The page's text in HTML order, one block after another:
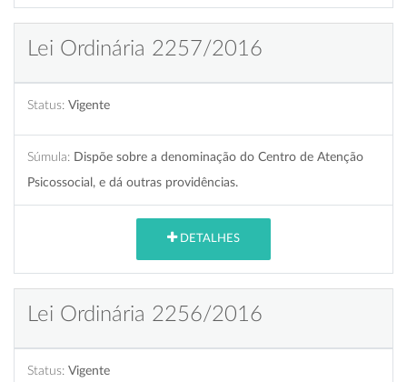
Lei Ordinária 2257/2016
Status: Vigente
Súmula: Dispõe sobre a denominação do Centro de Atenção
Psicossocial, e dá outras providências.
DETALHES
Lei Ordinária 2256/2016
Status: Vigente